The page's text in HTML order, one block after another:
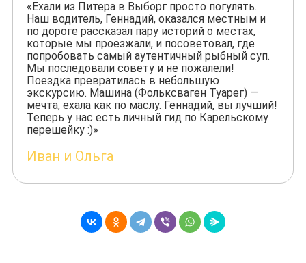
«Ехали из Питера в Выборг просто погулять.
Наш водитель, Геннадий, оказался местным и
по дороге рассказал пару историй о местах,
которые мы проезжали, и посоветовал, где
попробовать самый аутентичный рыбный суп.
Мы последовали совету и не пожалели!
Поездка превратилась в небольшую
экскурсию. Машина (Фольксваген Туарег) —
мечта, ехала как по маслу. Геннадий, вы лучший!
Теперь у нас есть личный гид по Карельскому
перешейку :)»
Иван и Ольга